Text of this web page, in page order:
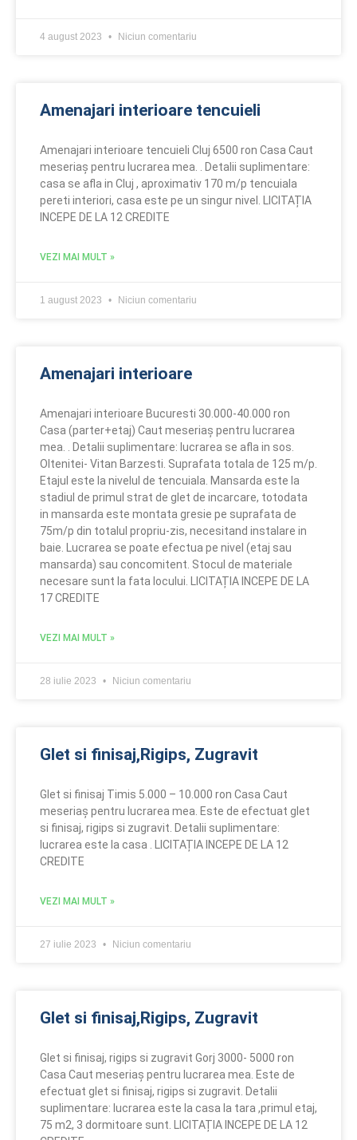
4 august 2023 Niciun comentariu
Amenajari interioare tencuieli
Amenajari interioare tencuieli Cluj 6500 ron Casa Caut
meseriaș pentru lucrarea mea. . Detalii suplimentare:
casa se afla in Cluj , aproximativ 170 m/p tencuiala
pereti interiori, casa este pe un singur nivel. LICITAȚIA
INCEPE DE LA 12 CREDITE
VEZI MAI MULT »
1 august 2023 Niciun comentariu
Amenajari interioare
Amenajari interioare Bucuresti 30.000-40.000 ron
Casa (parter+etaj) Caut meseriaș pentru lucrarea
mea. . Detalii suplimentare: lucrarea se afla in sos.
Oltenitei- Vitan Barzesti. Suprafata totala de 125 m/p.
Etajul este la nivelul de tencuiala. Mansarda este la
stadiul de primul strat de glet de incarcare, totodata
in mansarda este montata gresie pe suprafata de
75m/p din totalul propriu-zis, necesitand instalare in
baie. Lucrarea se poate efectua pe nivel (etaj sau
mansarda) sau concomitent. Stocul de materiale
necesare sunt la fata locului. LICITAȚIA INCEPE DE LA
17 CREDITE
VEZI MAI MULT »
28 iulie 2023 Niciun comentariu
Glet si finisaj,Rigips, Zugravit
Glet si finisaj Timis 5.000 – 10.000 ron Casa Caut
meseriaș pentru lucrarea mea. Este de efectuat glet
si finisaj, rigips si zugravit. Detalii suplimentare:
lucrarea este la casa . LICITAȚIA INCEPE DE LA 12
CREDITE
VEZI MAI MULT »
27 iulie 2023 Niciun comentariu
Glet si finisaj,Rigips, Zugravit
Glet si finisaj, rigips si zugravit Gorj 3000- 5000 ron
Casa Caut meseriaș pentru lucrarea mea. Este de
efectuat glet si finisaj, rigips si zugravit. Detalii
suplimentare: lucrarea este la casa la tara ,primul etaj,
75 m2, 3 dormitoare sunt. LICITAȚIA INCEPE DE LA 12